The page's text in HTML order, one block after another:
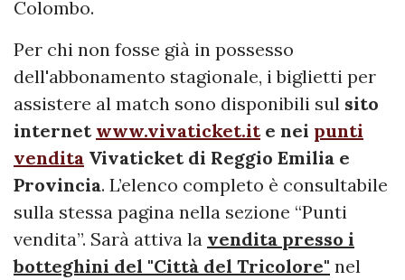
Colombo.
Per chi non fosse già in possesso
dell'abbonamento stagionale, i biglietti per
assistere al match sono disponibili sul sito
internet www.vivaticket.ite nei punti
vendita Vivaticket di Reggio Emilia e
Provincia. L’elenco completo è consultabile
sulla stessa pagina nella sezione “Punti
vendita”. Sarà attiva la vendita presso i
botteghini del "Città del Tricolore" nel